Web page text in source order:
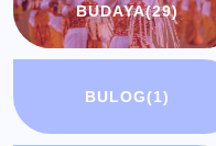
BUDAYA(29)
BULOG(1)